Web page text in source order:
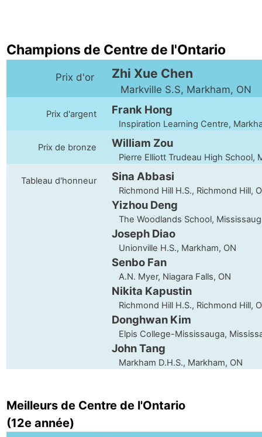
Champions de Centre de l'Ontario
Prix d'or Zhi Xue Chen
Markville S.S, Markham, ON
Prix d'argent Frank Hong
Inspiration Learning Centre,
Prix de bronze William Zou
Pierre Elliott Trudeau High School,
Tableau d'honneur Sina Abbasi
Richmond Hill H.S., Richmond Hill,
Yizhou Deng
The Woodlands School,
Joseph Diao
Unionville H.S., Markham, ON
Senbo Fan
A.N. Myer, Niagara Falls, ON
Nikita Kapustin
Richmond Hill H.S., Richmond Hill,
Donghwan Kim
Elpis College-Mississauga,
John Tang
Markham D.H.S., Markham, ON
Meilleurs de Centre de l'Ontario
(12e année)